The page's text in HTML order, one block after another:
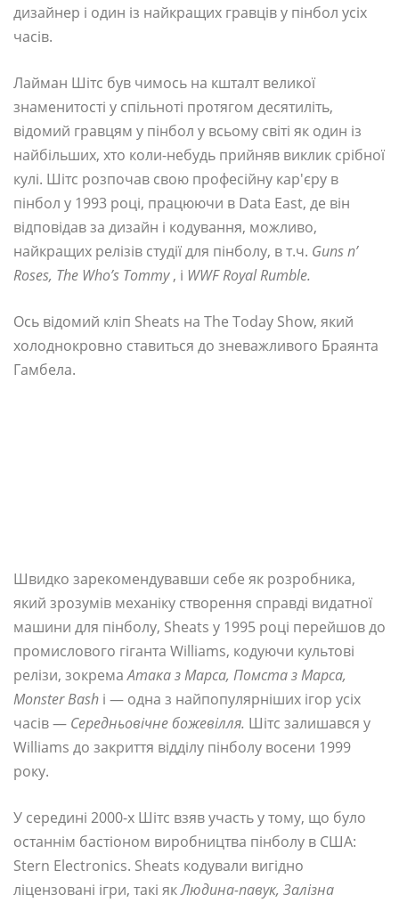
дизайнер і один із найкращих гравців у пінбол усіх
часів.
Лайман Шітс був чимось на кшталт великої
знаменитості у спільноті протягом десятиліть,
відомий гравцям у пінбол у всьому світі як один із
найбільших, хто коли-небудь прийняв виклик срібної
кулі. Шітс розпочав свою професійну кар'єру в
пінбол у 1993 році, працюючи в Data East, де він
відповідав за дизайн і кодування, можливо,
найкращих релізів студії для пінболу, в т.ч. Guns n’
Roses, The Who’s Tommy, і WWF Royal Rumble.
Ось відомий кліп Sheats на The Today Show, який
холоднокровно ставиться до зневажливого Браянта
Гамбела.
Швидко зарекомендувавши себе як розробника,
який зрозумів механіку створення справді видатної
машини для пінболу, Sheats у 1995 році перейшов до
промислового гіганта Williams, кодуючи культові
релізи, зокремаАтака з Марса, Помста з Марса,
Monster Bash і — одна з найпопулярніших ігор усіх
часів — Середньовічне божевілля. Шітс залишався у
Williams до закриття відділу пінболу восени 1999
року.
У середині 2000-х Шітс взяв участь у тому, що було
останнім бастіоном виробництва пінболу в США:
Stern Electronics. Sheats кодували вигідно
ліцензовані ігри, такі якЛюдина-павук, Залізна